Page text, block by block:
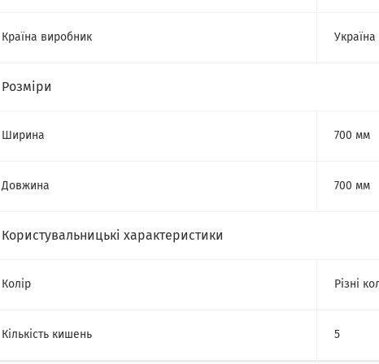
Країна виробник Україна
Розміри
Ширина 700 мм
Довжина 700 мм
Користувальницькі характеристики
Колір Різні
Кількість кишень 5